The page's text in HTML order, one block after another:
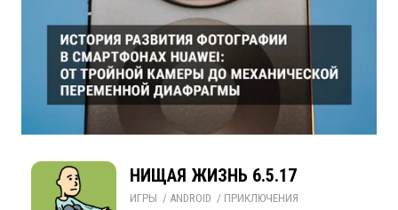
НИЩАЯ ЖИЗНЬ 6.5.17
ИГРЫ / ANDROID / ПРИКЛЮЧЕНИЯ